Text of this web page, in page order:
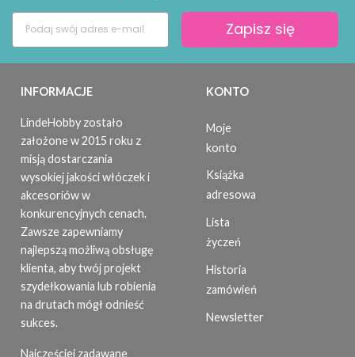
Zapisz się
INFORMACJE
LindeHobby zostało
założone w 2015 roku z
misją dostarczania
wysokiej jakości włóczek i
akcesoriów w
konkurencyjnych cenach.
Zawsze zapewniamy
najlepszą możliwą obsługę
klienta, aby twój projekt
szydełkowania lub robienia
na drutach mógł odnieść
sukces.
Najczęściej zadawane
KONTO
Moje
konto
Książka
adresowa
Lista
życzeń
Historia
zamówień
Newsletter